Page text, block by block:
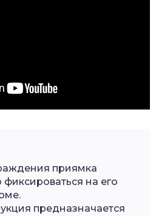
приямка
на его
предназначается